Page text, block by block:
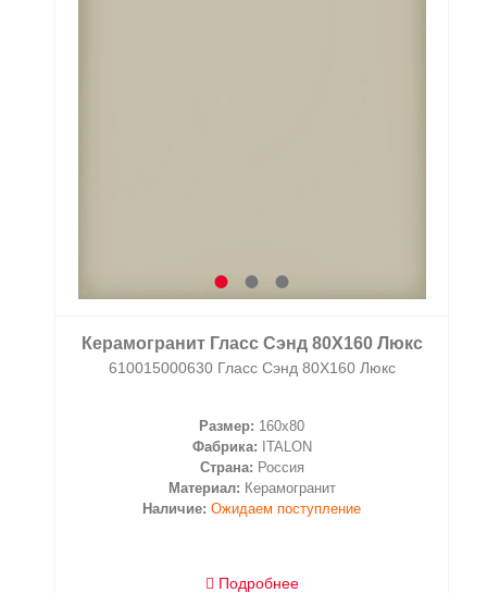
Керамогранит Гласс Сэнд 80X160 Люкс
610015000630 Гласс Сэнд 80X160 Люкс
Размер: 160x80
Фабрика: ITALON
Страна: Россия
Материал: Керамогранит
Наличие: Ожидаем поступление
Подробнее